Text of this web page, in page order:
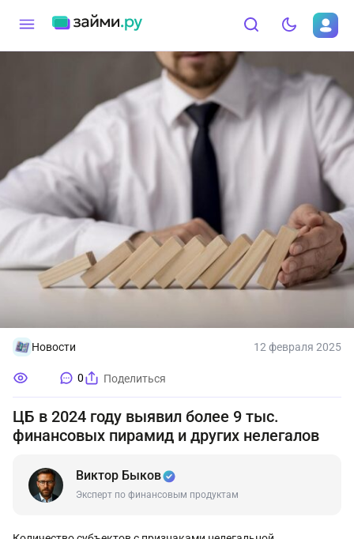
Новости 12 февраля 2025
0 Поделиться
ЦБ в 2024 году выявил более 9 тыс.
финансовых пирамид и других нелегалов
Виктор Быков
Эксперт по финансовым продуктам